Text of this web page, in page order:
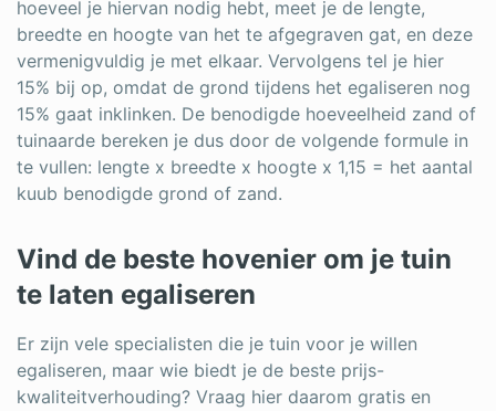
hoeveel je hiervan nodig hebt, meet je de lengte,
breedte en hoogte van het te afgegraven gat, en deze
vermenigvuldig je met elkaar. Vervolgens tel je hier
15% bij op, omdat de grond tijdens het egaliseren nog
15% gaat inklinken. De benodigde hoeveelheid zand of
tuinaarde bereken je dus door de volgende formule in
te vullen: lengte x breedte x hoogte x 1,15 = het aantal
kuub benodigde grond of zand.
Vind de beste hovenier om je tuin
te laten egaliseren
Er zijn vele specialisten die je tuin voor je willen
egaliseren, maar wie biedt je de beste prijs-
kwaliteitverhouding? Vraag hier daarom gratis en